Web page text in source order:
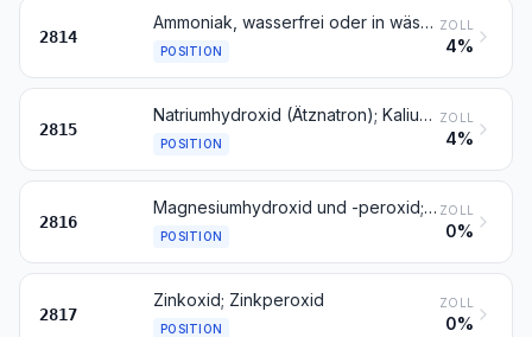
2814
Ammoniak, wasserfrei oder in wässriger Lösung
POSITION
ZOLL
4%
2815
Natriumhydroxid (Ätznatron); Kaliumhydroxid (Ätzkali); Peroxide des Natriums oder des Kaliums
POSITION
ZOLL
4%
2816
Magnesiumhydroxid und -peroxid; Oxide, Hydroxide und Peroxide des Strontiums oder des Bariums
POSITION
ZOLL
0%
2817
Zinkoxid; Zinkperoxid
POSITION
ZOLL
0%